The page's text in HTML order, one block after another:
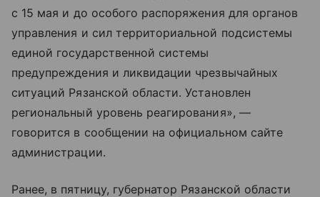
с 15 мая и до особого распоряжения для органов
управления и сил территориальной подсистемы
единой государственной системы
предупреждения и ликвидации чрезвычайных
ситуаций Рязанской области. Установлен
региональный уровень реагирования», —
говорится в сообщении на официальном сайте
администрации.
Ранее, в пятницу, губернатор Рязанской области